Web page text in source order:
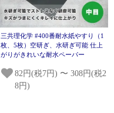
三共理化学 #400番耐水紙やすり（1
枚、5枚）空研ぎ、水研ぎ可能 仕上
がりがきれいな耐水ペーパー
82円(税7円) 〜 308円(税2
8円)